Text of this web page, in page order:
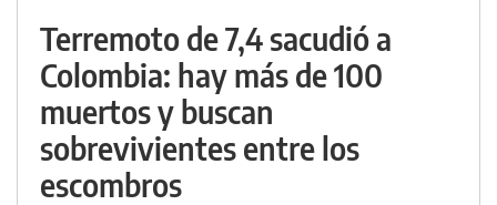
Terremoto de 7,4 sacudió a
Colombia: hay más de 100
muertos y buscan
sobrevivientes entre los
escombros